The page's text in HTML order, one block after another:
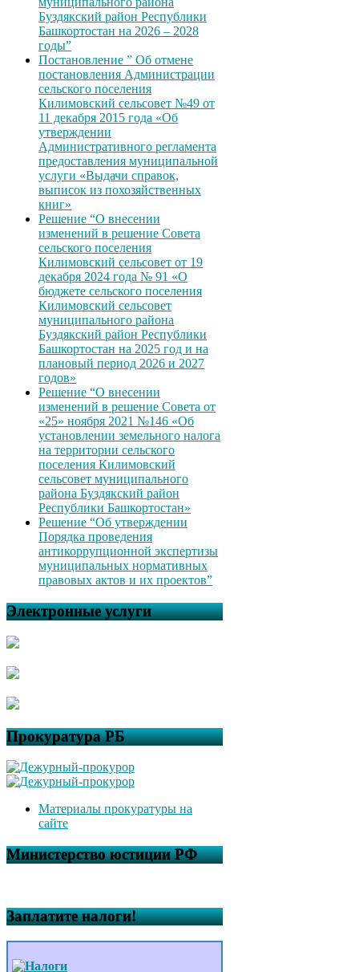
Буздякский район Республики
Башкортостан на 2026 – 2028
годы”
Постановление ” Об отмене
постановления Администрации
сельского поселения
Килимовский сельсовет №49 от
11 декабря 2015 года «Об
утверждении
Административного регламента
предоставления муниципальной
услуги «Выдачи справок,
выписок из похозяйственных
книг»
Решение “О внесении
изменений в решение Совета
сельского поселения
Килимовский сельсовет от 19
декабря 2024 года № 91 «О
бюджете сельского поселения
Килимовский сельсовет
муниципального района
Буздякский район Республики
Башкортостан на 2025 год и на
плановый период 2026 и 2027
годов»
Решение “О внесении
изменений в решение Совета от
«25» ноября 2021 №146 «Об
установлении земельного налога
на территории сельского
поселения Килимовский
сельсовет муниципального
района Буздякский район
Республики Башкортостан»
Решение “Об утверждении
Порядка проведения
антикоррупционной экспертизы
муниципальных нормативных
правовых актов и их проектов”
Электронные услуги
Прокуратура РБ
Материалы прокуратуры на
сайте
Министерство юстиции РФ
Заплатите налоги!